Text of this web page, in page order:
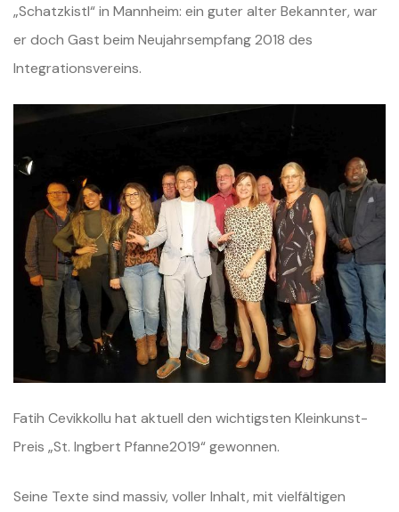
„Schatzkistl“ in Mannheim: ein guter alter Bekannter, war
er doch Gast beim Neujahrsempfang 2018 des
Integrationsvereins.
Fatih Cevikkollu hat aktuell den wichtigsten Kleinkunst-
Preis „St. Ingbert Pfanne2019“ gewonnen.
Seine Texte sind massiv, voller Inhalt, mit vielfältigen